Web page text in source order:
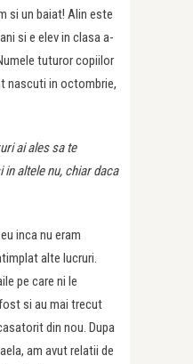
si un baiat! Alin este
si e elev in clasa a-
tuturor copiilor
nascuti in octombrie,
ai ales sa te
altele nu, chiar daca
inca nu eram
alte lucruri.
pe care ni le
si au mai trecut
din nou. Dupa
am avut relatii de